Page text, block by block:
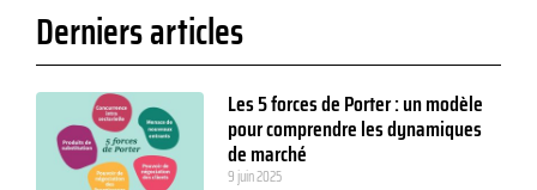
Derniers articles
Les 5 forces de Porter : un modèle
pour comprendre les dynamiques
de marché
9 juin 2025